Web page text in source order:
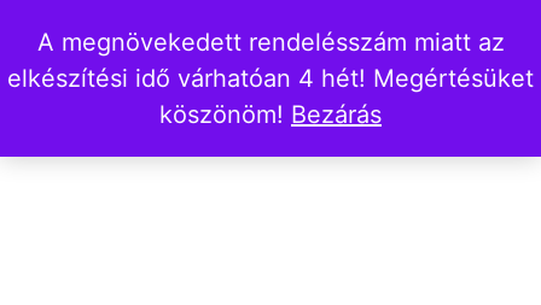
A megnövekedett rendelésszám miatt az
elkészítési idő várhatóan 4 hét! Megértésüket
köszönöm! Bezárás